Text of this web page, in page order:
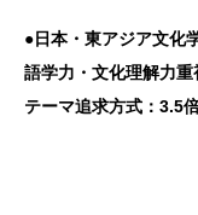
●日本・東アジア文化
語学力・文化理解力
テーマ追求方式：3.5